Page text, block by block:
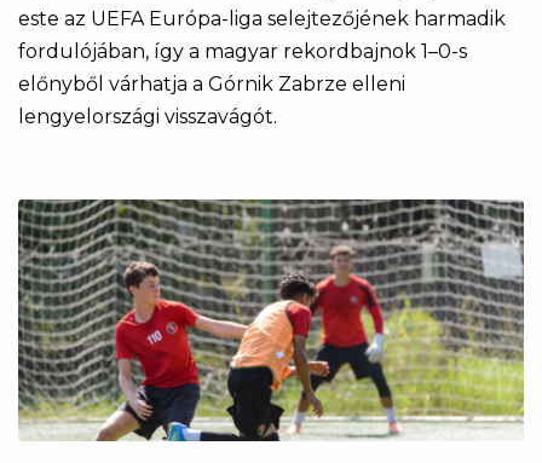
este az UEFA Európa-liga selejtezőjének harmadik
fordulójában, így a magyar rekordbajnok 1–0-s
előnyből várhatja a Górnik Zabrze elleni
lengyelországi visszavágót.